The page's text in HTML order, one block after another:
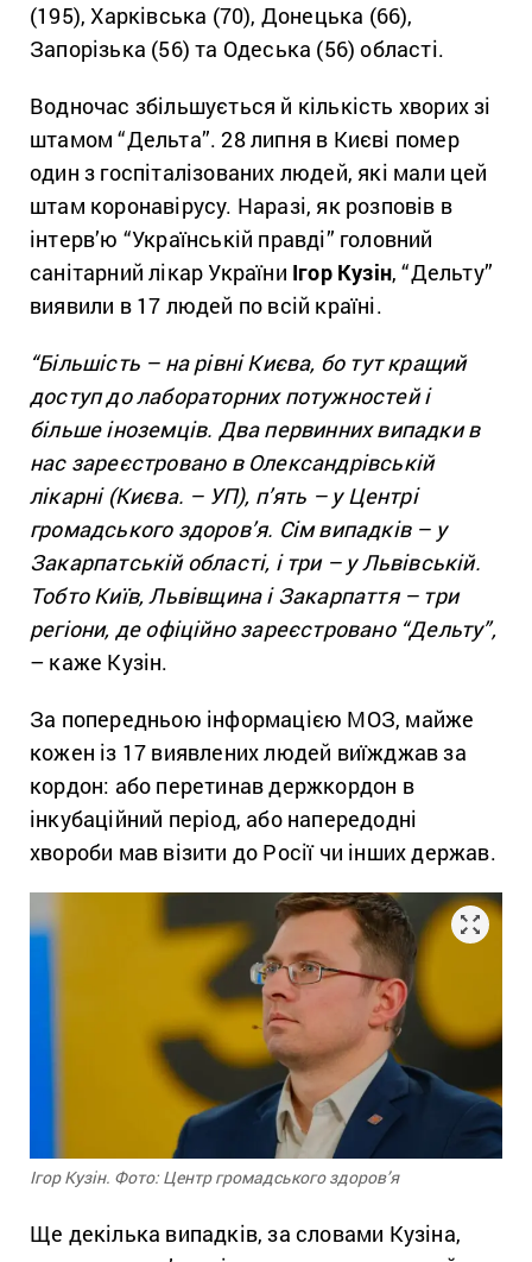
(195), Харківська (70), Донецька (66),
Запорізька (56) та Одеська (56) області.
Водночас збільшується й кількість хворих зі
штамом “Дельта”. 28 липня в Києві помер
один з госпіталізованих людей, які мали цей
штам коронавірусу. Наразі, як розповів в
інтерв’ю “Українській правді” головний
санітарний лікар України Ігор Кузін, “Дельту”
виявили в 17 людей по всій країні.
“Більшість – на рівні Києва, бо тут кращий
доступ до лабораторних потужностей і
більше іноземців. Два первинних випадки в
нас зареєстровано в Олександрівській
лікарні (Києва. – УП), п’ять – у Центрі
громадського здоров’я. Сім випадків – у
Закарпатській області, і три – у Львівській.
Тобто Київ, Львівщина і Закарпаття – три
регіони, де офіційно зареєстровано “Дельту”,
– каже Кузін.
За попередньою інформацією МОЗ, майже
кожен із 17 виявлених людей виїжджав за
кордон: або перетинав держкордон в
інкубаційний період, або напередодні
хвороби мав візити до Росії чи інших держав.
Ігор Кузін. Фото: Центр громадського здоров’я
Ще декілька випадків, за словами Кузіна,